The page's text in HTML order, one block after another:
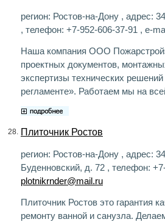
регион: Ростов-на-Дону , адрес:
, телефон: +7-952-606-37-91 , e-
Наша компания ООО
проектных документов,
экспертизы технических
регламенте». Работаем мы на
28. Плиточник Ростов
регион: Ростов-на-Дону , адрес:
Буденновский, д. 72 , телефон:
plotnikrnder@mail.ru
Плиточник Ростов это гарантия
ремонту ванной и санузла.